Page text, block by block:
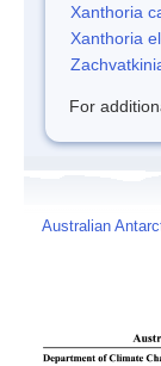
Xanthoria
Xanthoria
For
Australian